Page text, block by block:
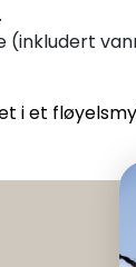
(inkludert
i et